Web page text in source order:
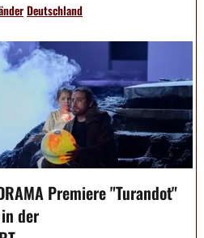
Deutschland
Premiere "Turandot"
der